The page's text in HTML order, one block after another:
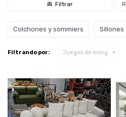
Colchones y sommiers Sillones
Filtrando por: Juegos de living